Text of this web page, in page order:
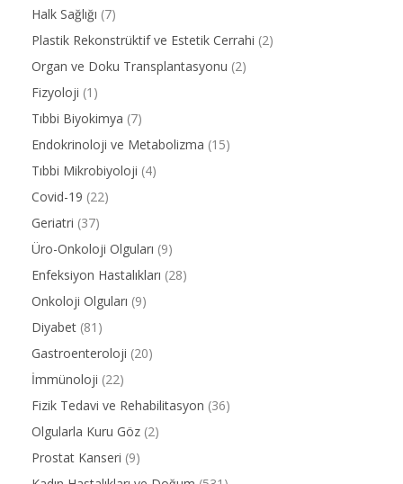
Halk Sağlığı (7)
Plastik Rekonstrüktif ve Estetik Cerrahi (2)
Organ ve Doku Transplantasyonu (2)
Fizyoloji (1)
Tıbbi Biyokimya (7)
Endokrinoloji ve Metabolizma (15)
Tıbbi Mikrobiyoloji (4)
Covid-19 (22)
Geriatri (37)
Üro-Onkoloji Olguları (9)
Enfeksiyon Hastalıkları (28)
Onkoloji Olguları (9)
Diyabet (81)
Gastroenteroloji (20)
İmmünoloji (22)
Fizik Tedavi ve Rehabilitasyon (36)
Olgularla Kuru Göz (2)
Prostat Kanseri (9)